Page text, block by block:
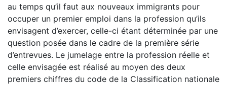
au temps qu’il faut aux nouveaux immigrants pour
occuper un premier emploi dans la profession qu’ils
envisagent d’exercer, celle-ci étant déterminée par une
question posée dans le cadre de la première série
d’entrevues. Le jumelage entre la profession réelle et
celle envisagée est réalisé au moyen des deux
premiers chiffres du code de la Classification nationale